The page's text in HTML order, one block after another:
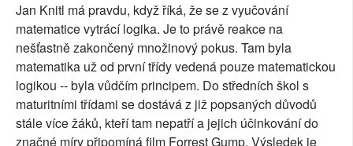
Jan Knitl má pravdu, když říká, že se z vyučování
matematice vytrácí logika. Je to právě reakce na
nešťastně zakončený množinový pokus. Tam byla
matematika už od první třídy vedená pouze matematickou
logikou -- byla vůdčím principem. Do středních škol s
maturitními třídami se dostává z již popsaných důvodů
stále více žáků, kteří tam nepatří a jejich účinkování do
značné míry připomíná film Forrest Gump. Výsledek je